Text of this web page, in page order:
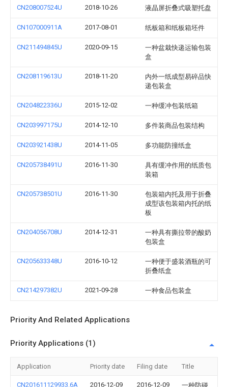
CN208007524U 2018-10-26 液晶屏折叠式吸塑托盘
CN107000911A 2017-08-01 纸板箱和纸板箱坯件
CN211494845U 2020-09-15
一种盆栽快递运输包装
盒
CN208119613U 2018-11-20
内外一纸成型易碎品快
递包装盒
CN204822336U 2015-12-02 一种缓冲包装纸箱
CN203997175U 2014-12-10 多件装商品包装结构
CN203921438U 2014-11-05 多功能防撞纸盒
CN205738491U 2016-11-30
具有缓冲作用的纸质包
装箱
CN205738501U 2016-11-30
包装箱内托及用于折叠
成型该包装箱内托的纸
板
CN204056708U 2014-12-31
一种具有撕拉带的酸奶
包装盒
CN205633348U 2016-10-12
一种便于盛装酒瓶的可
折叠纸盒
CN214297382U 2021-09-28 一种食品包装盒
Priority And Related Applications
Priority Applications (1)
Application Priority date Filing date Title
CN201611129933.6A 2016-12-09 2016-12-09
一种防碰